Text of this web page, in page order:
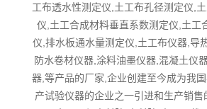
工布透水性测定仪,土工布孔径测定仪,
仪,土工合成材料垂直系数测定仪,土工
仪,排水板通水量测定仪,土工布仪器,导
防水卷材仪器,涂料油墨仪器,混凝土仪
器,等产品的厂家,企业创建至今成为我
产试验仪器的企业之一引进和生产销